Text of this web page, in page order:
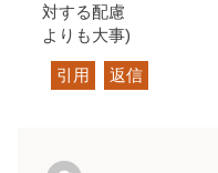
対する配慮
よりも大事)
引用 返信